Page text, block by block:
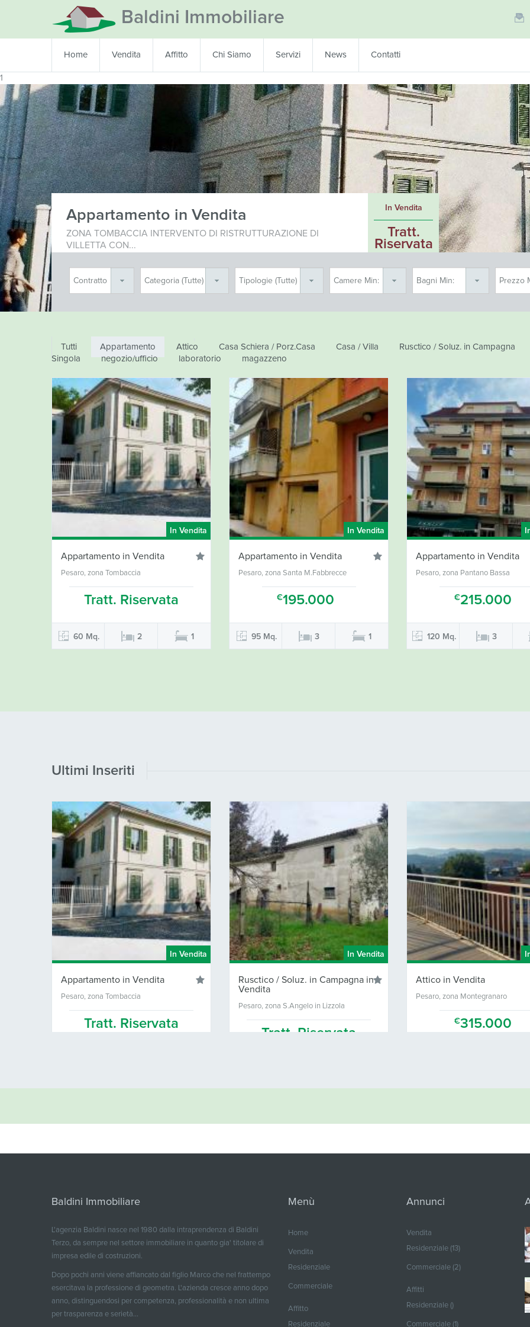
Baldini Immobiliare
Home Vendita Affitto Chi Siamo Servizi News Contatti
1
Appartamento in Vendita
ZONA TOMBACCIA INTERVENTO DI RISTRUTTURAZIONE DI
VILLETTA CON...
In Vendita
Tratt.
Riservata
Immobili in Evidenza
Tutti Appartamento Attico Casa Schiera / Porz.Casa Casa / Villa
Rusctico / Soluz. in Campagna
Singola
negozio/ufficio laboratorio magazzeno
In Vendita
Appartamento in Vendita
Pesaro, zona Tombaccia
Tratt. Riservata
60 Mq. 2 1
In Vendita
Appartamento in Vendita
Pesaro, zona Santa M.Fabbrecce
€195.000
95 Mq. 3 1
Appartamento in Vendita
Pesaro, zona Pantano Bassa
€215.000
120 Mq. 3
Ultimi Inseriti
Appartamento in Vendita
Pesaro, zona Tombaccia
Tratt. Riservata
In Vendita
Rusctico / Soluz. in Campagna in
Pesaro, zona S.Angelo in Lizzola
Tratt. Riservata
In Vendita
Attico in Vendita
Pesaro, zona Montegranaro
315.000
Baldini Immobiliare
L'agenzia Baldini nasce nel 1980 dalla intraprendenza di Baldini
Terzo, da sempre nel settore immobiliare in quanto gia' titolare di
impresa edile di costruzioni.
Dopo pochi anni viene affiancato dal figlio Marco che nel frattempo
esercitava la professione di geometra. L'azienda cresce anno dopo
anno, distinguendosi per competenza, professionalità e non ultima
per trasparenza e serietà...
Menù
Home
Vendita
Residenziale
Commerciale
Affitto
Residenziale
Annunci
Vendita
Residenziale (13)
Commerciale (2)
Affitti
Residenziale ()
Commerciale (1)